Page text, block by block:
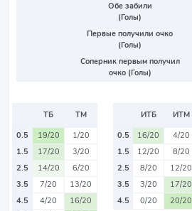
Обе забили
(Голы)
Первые получили очко
(Голы)
Соперник первым получил
очко (Голы)
ТБ
ТМ
0.5
19/20
1/20
1.5
17/20
3/20
2.5
14/20
6/20
3.5
7/20
13/20
4.5
4/20
16/20
ИТБ
ИТМ
0.5
16/20
4/20
1.5
12/20
8/20
2.5
8/20
12/20
3.5
3/20
17/20
4.5
0/20 20/20